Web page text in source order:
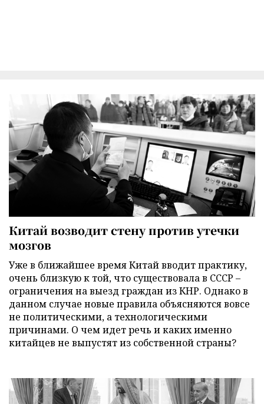
Китай возводит стену против утечки
мозгов
Уже в ближайшее время Китай вводит практику,
очень близкую к той, что существовала в СССР –
ограничения на выезд граждан из КНР. Однако в
данном случае новые правила объясняются вовсе
не политическими, а технологическими
причинами. О чем идет речь и каких именно
китайцев не выпустят из собственной страны?